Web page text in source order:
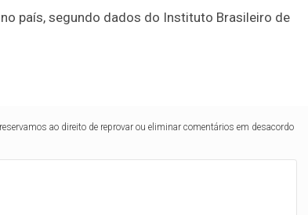
país, segundo dados do Instituto Brasileiro de
ao direito de reprovar ou eliminar comentários em desacordo